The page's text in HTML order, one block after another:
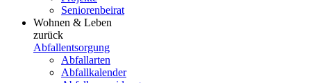
Seniorenbeirat
Wohnen & Leben
zurück
Abfallentsorgung
Abfallarten
Abfallkalender